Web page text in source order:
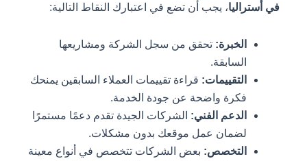
، يجب أن تضع في اعتبارك النقاط التالية:
تحقق من سجل الشركة ومشاريعها
قراءة تقييمات العملاء السابقين يمنحك
فكرة واضحة عن جودة الخدمة.
الدعم الفني:
الشركات الجيدة تقدم دعمًا مستمرًا
لضمان عمل موقعك بدون مشكلات.
بعض الشركات تتخصص في أنواع معينة